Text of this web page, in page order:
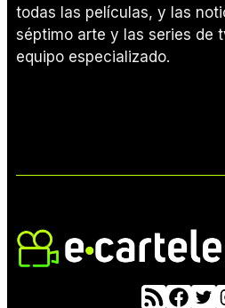
todas las películas, y las
séptimo arte y las series de
equipo especializado.